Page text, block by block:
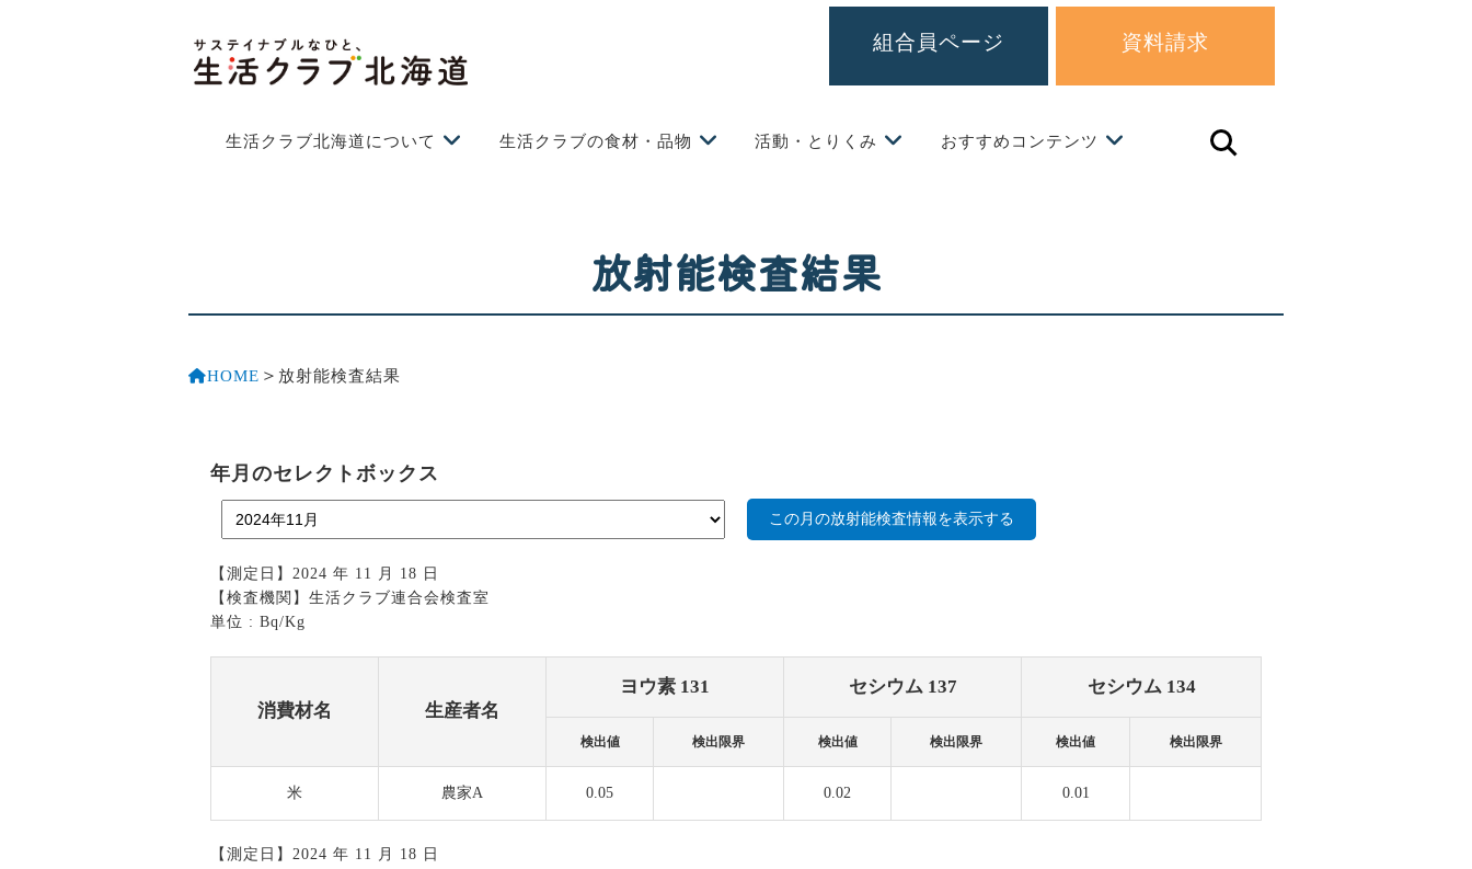
組合員ページ 資料請求
生活クラブ北海道について 生活クラブの食材・品物 活動・とりくみ おすすめコンテンツ
虫
放射能検査結果
HOME ＞ 放射能検査結果
年月のセレクトボックス
この月の放射能検査情報を表示する
【測定日】2024 年 11 月 18 日
【検査機関】生活クラブ連合会検査室
単位 : Bq/Kg
消費材名 生産者名
ヨウ素 131 セシウム 137 セシウム 134
検出値 検出限界 検出値 検出限界 検出値 検出限界
米 農家A 0.05 0.02 0.01
【測定日】2024 年 11 月 18 日